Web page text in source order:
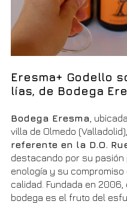
Eresma+ Godello
lías, de Bodega
Bodega Eresma ,
villa de Olmedo
referente en la D.O.
destacando por su pasión
enología y su compromiso
calidad. Fundada en 2006,
bodega es el fruto del